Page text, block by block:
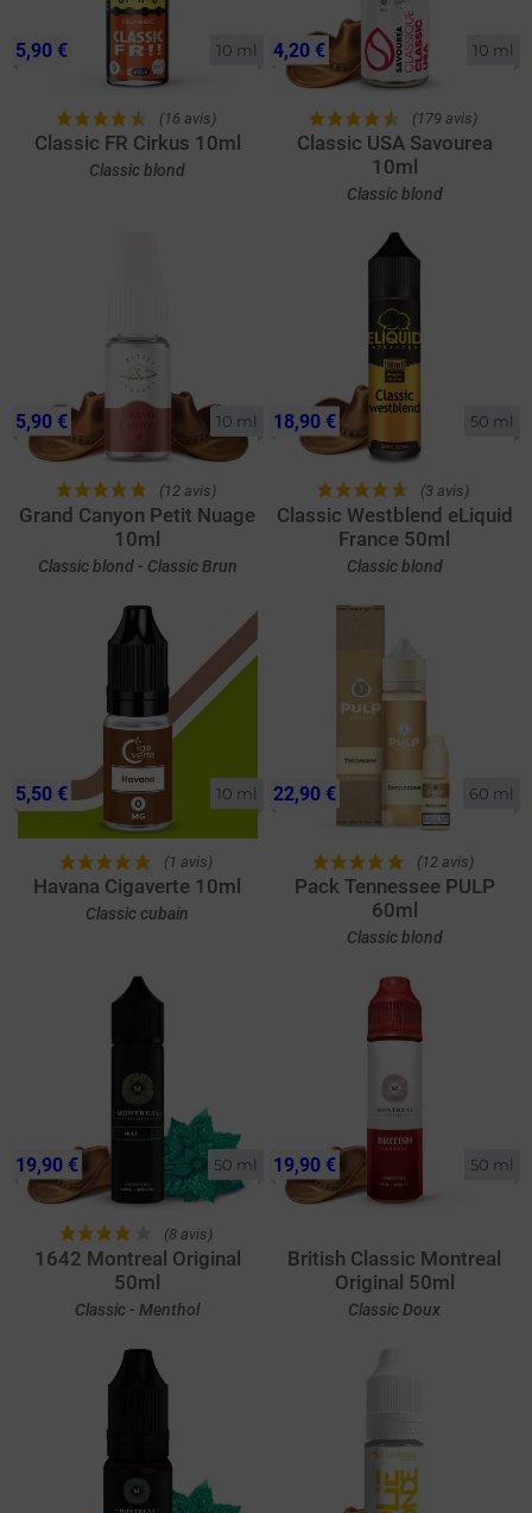
10 ml
(16 avis)
Classic FR Cirkus 10ml
Classic blond
5,90 € 10 ml
(179 avis)
Classic USA Savourea
10ml
Classic blond
4,20 €
10 ml
(12 avis)
Grand Canyon Petit Nuage
10ml
Classic blond - Classic Brun
5,90 € 50 ml
(3 avis)
Classic Westblend eLiquid
France 50ml
Classic blond
18,90 €
10 ml
(1 avis)
Havana Cigaverte 10ml
Classic cubain
5,50 € 60 ml
(12 avis)
Pack Tennessee PULP
60ml
Classic blond
22,90 €
50 ml
(8 avis)
1642 Montreal Original
50ml
Classic - Menthol
19,90 € 50 ml
British Classic Montreal
Original 50ml
Classic Doux
19,90 €